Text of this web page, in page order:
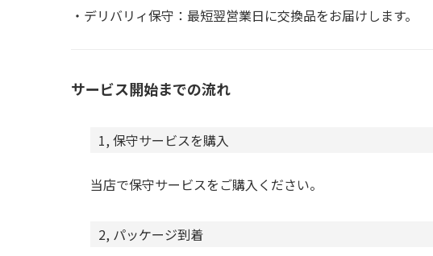
・デリバリィ保守：最短翌営業日に交換品をお届けします。
サービス開始までの流れ
1, 保守サービスを購入
当店で保守サービスをご購入ください。
2, パッケージ到着